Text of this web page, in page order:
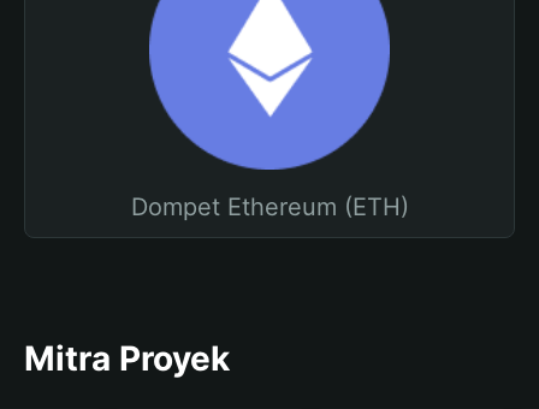
Dompet Ethereum (ETH)
Mitra Proyek